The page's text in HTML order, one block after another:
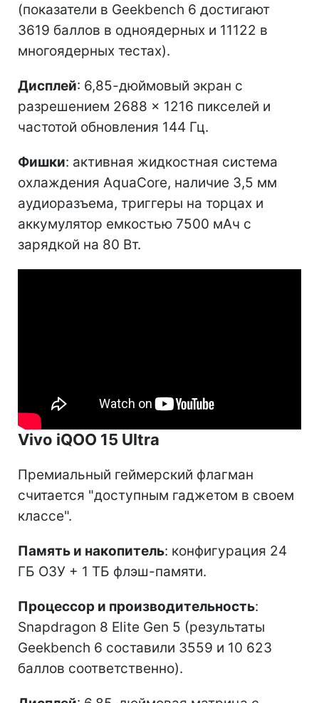
(показатели в Geekbench 6 достигают
3619 баллов в одноядерных и 11122 в
многоядерных тестах).
Дисплей: 6,85-дюймовый экран с
разрешением 2688 × 1216 пикселей и
частотой обновления 144 Гц.
Фишки: активная жидкостная система
охлаждения AquaCore, наличие 3,5 мм
аудиоразъема, триггеры на торцах и
аккумулятор емкостью 7500 мАч с
зарядкой на 80 Вт.
Vivo iQOO 15 Ultra
Премиальный геймерский флагман
считается "доступным гаджетом в своем
классе".
Память и накопитель: конфигурация 24
ГБ ОЗУ + 1 ТБ флэш-памяти.
Процессор и производительность:
Snapdragon 8 Elite Gen 5 (результаты
Geekbench 6 составили 3559 и 10 623
баллов соответственно).